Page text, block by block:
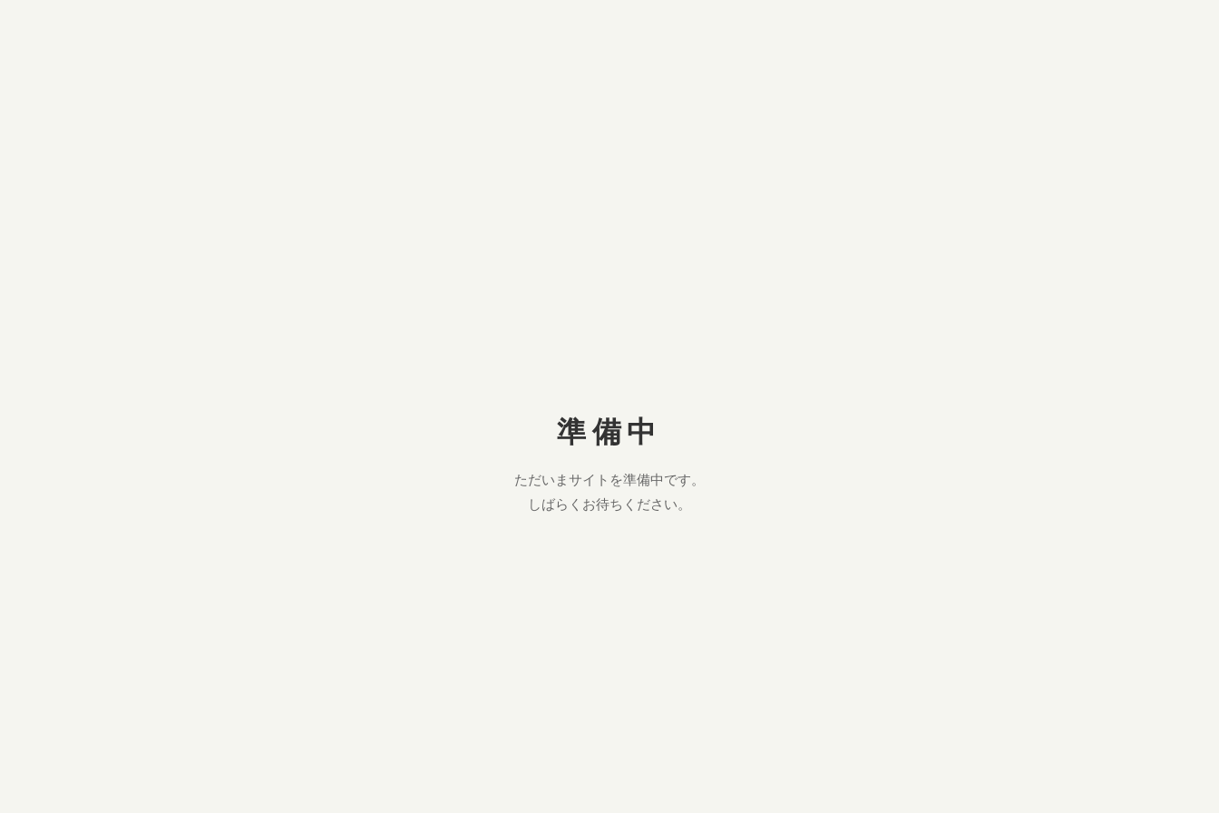
準備中
ただいまサイトを準備中です。
しばらくお待ちください。